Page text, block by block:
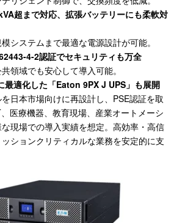
超まで対応、拡張バッテリーにも柔軟対
システムまで最適な電源設計が可能。
4-2認証でセキュリティも万全
領域でも安心して導入可能。
最適化した「Eaton 9PX J UPS 」も展開
日本市場向けに再設計し、 PSE認証を取
、医療機器、教育現場、産業オートメーシ
現場での導入実績を想定。高効率・高信
ションクリティカルな業務を安定的に支